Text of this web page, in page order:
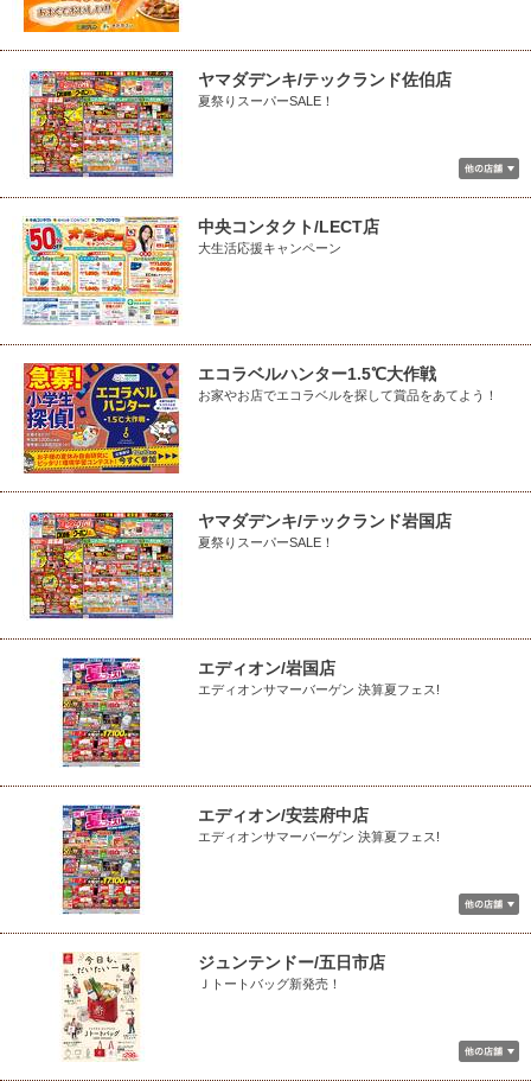
ヤマダデンキ/テックランド佐伯店
夏祭りスーパーSALE！
中央コンタクト/LECT店
大生活応援キャンペーン
エコラベルハンター1.5℃大作戦
お家やお店でエコラベルを探して賞品をあてよう！
ヤマダデンキ/テックランド岩国店
夏祭りスーパーSALE！
エディオン/岩国店
エディオンサマーバーゲン 決算夏フェス!
エディオン/安芸府中店
エディオンサマーバーゲン 決算夏フェス!
ジュンテンドー/五日市店
Ｊトートバッグ新発売！